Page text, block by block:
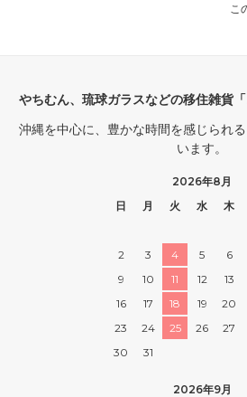
こ
やちむん、琉球ガラスなどの移住雑貨
沖縄を中心に、豊かな時間を感じられ
います。
2026年8月
日
月 火 水 木
2
3 4 5 6
9
10 11 12 13
16
17 18 19 20
23
24 25 26 27
30
31
2026年9月